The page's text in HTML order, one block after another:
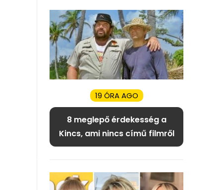
19 ÓRA AGO
8 meglepő érdekesség a
Kincs, ami nincs című filmről